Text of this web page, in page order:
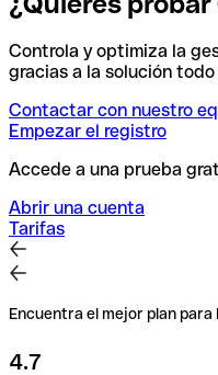
Controla y optimiza la
gracias a la solución
Contactar con nuestro
Empezar el registro
Accede a una prueba
Abrir una cuenta
Tarifas
Encuentra el mejor plan para
4.7